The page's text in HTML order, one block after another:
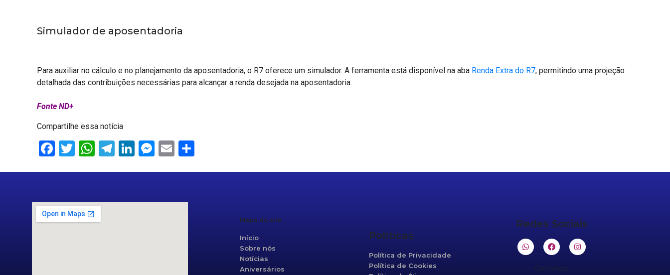
Simulador de aposentadoria
Para auxiliar no cálculo e no planejamento da aposentadoria, o R7 oferece um simulador. A ferramenta está disponível na aba Renda Extra do R7, permitindo uma projeção
detalhada das contribuições necessárias para alcançar a renda desejada na aposentadoria.
Fonte ND+
Compartilhe essa notícia
Facebook
Twitter
WhatsApp
Telegram
LinkedIn
Messenger
Email
Mapa do site
Início
Sobre nós
Notícias
Aniversários
Políticas
Política de Privacidade
Política de Cookies
Redes Sociais
Contatos: